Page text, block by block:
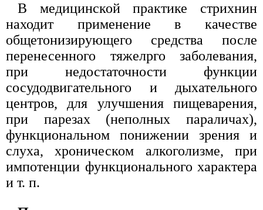
В медицинской практике стрихнин
находит применение в качестве
общетонизирующего средства после
перенесенного тяжелрго заболевания,
при недостаточности функции
сосудодвигательного и дыхательного
центров, для улучшения пищеварения,
при парезах (неполных параличах),
функциональном понижении зрения и
слуха, хроническом алкоголизме, при
импотенции функционального характера
и т. п.